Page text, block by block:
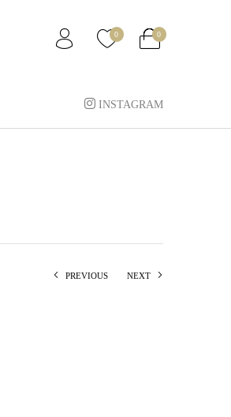
0 0
INSTAGRAM
PREVIOUS NEXT